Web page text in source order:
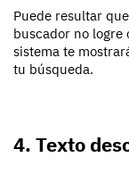
Puede resultar
buscador no logre
sistema te
tu búsqueda.
4. Texto